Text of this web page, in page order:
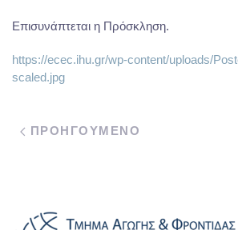
Επισυνάπτεται η Πρόσκληση.
https://ecec.ihu.gr/wp-content/uploads/
scaled.jpg
ΠΡΟΗΓΟΥΜΕΝΟ